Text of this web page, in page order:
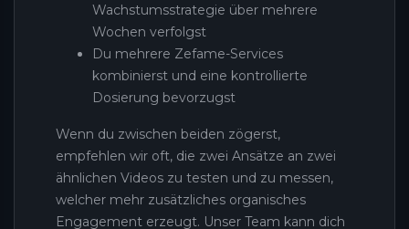
Wachstumsstrategie über mehrere
Wochen verfolgst
Du mehrere Zefame-Services
kombinierst und eine kontrollierte
Dosierung bevorzugst
Wenn du zwischen beiden zögerst,
empfehlen wir oft, die zwei Ansätze an zwei
ähnlichen Videos zu testen und zu messen,
welcher mehr zusätzliches organisches
Engagement erzeugt. Unser Team kann dich